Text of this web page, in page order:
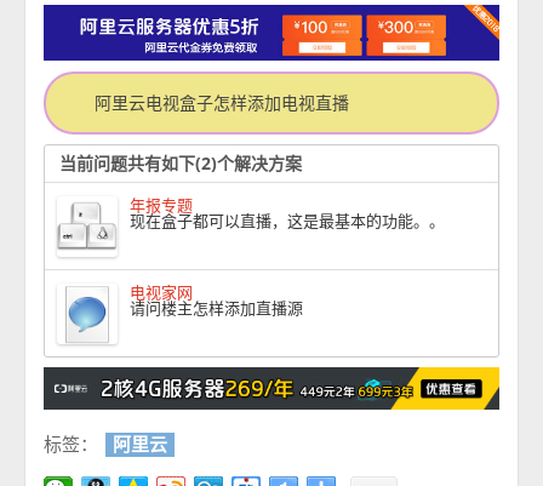
阿里云电视盒子怎样添加电视直播
当前问题共有如下(2)个解决方案
年报专题
现在盒子都可以直播，这是最基本的功能。。
电视家网
请问楼主怎样添加直播源
标签： 阿里云